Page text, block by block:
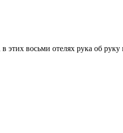
этих восьми отелях рука об